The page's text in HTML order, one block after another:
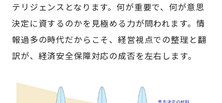
テリジェンスとなります。何が重要で、何が意思
決定に資するのかを見極める力が問われます。情
報過多の時代だからこそ、経営視点での整理と翻
訳が、経済安全保障対応の成否を左右します。